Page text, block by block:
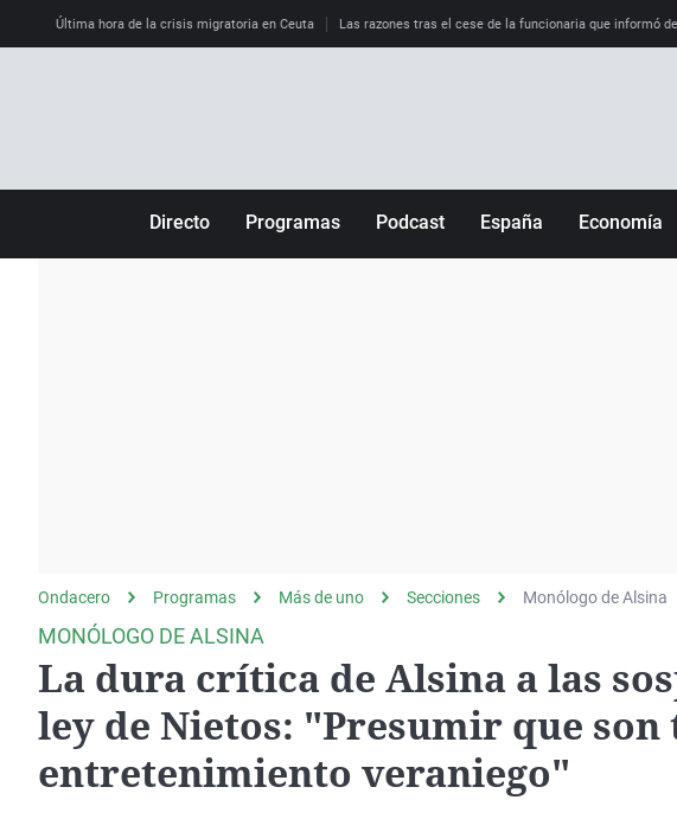
Última hora de la crisis migratoria en Ceuta Las razones tras el cese de la funcionaria que informó
Directo Programas
gato
Podcast
Operación Viuda
Negra
España
Navarra
Economía
Ondacero Programas Más de uno Secciones Monólogo de Alsina
MONÓLOGO DE ALSINA
La dura crítica de Alsina a las
ley de Nietos: "Presumir que son
entretenimiento veraniego"